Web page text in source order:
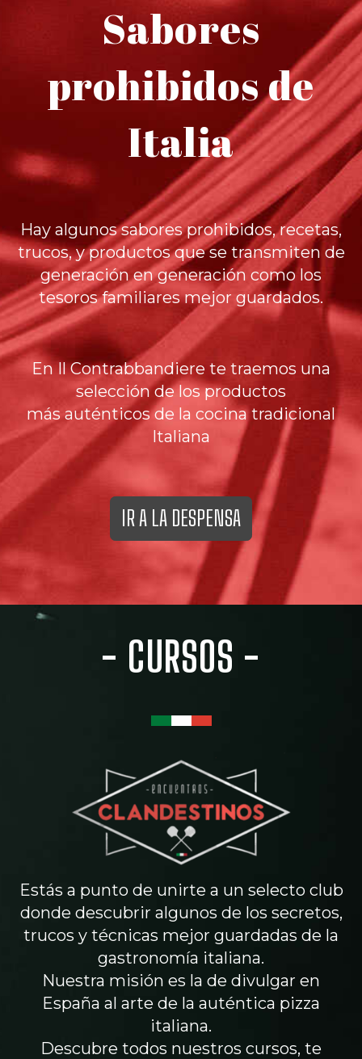
Sabores
prohibidos de
Italia
Hay algunos sabores prohibidos, recetas,
trucos, y productos que se transmiten de
generación en generación como los
tesoros familiares mejor guardados.
En Il Contrabbandiere te traemos una
selección de los productos
más auténticos de la cocina tradicional
Italiana
IR A LA DESPENSA
- CURSOS -
Estás a punto de unirte a un selecto club
donde descubrir algunos de los secretos,
trucos y técnicas mejor guardadas de la
gastronomía italiana.
Nuestra misión es la de divulgar en
España al arte de la auténtica pizza
italiana.
Descubre todos nuestros cursos, te